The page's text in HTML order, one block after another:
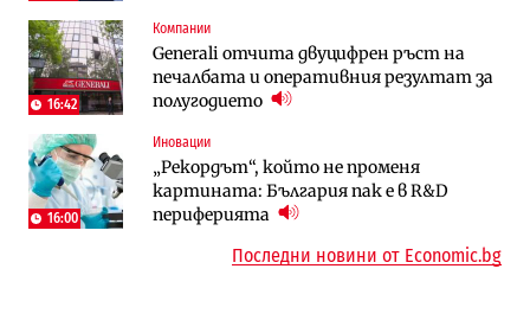
16:42
Компании
Generali отчита двуцифрен ръст на
печалбата и оперативния резултат за
полугодието
16:00
Иновации
„Рекордът“, който не променя
картината: България пак е в R&D
периферията
Компании
„Ендуросат“ ще строи огромен
космически и отбранителен център в
Доброславци
Digi&AI
Трафикът толкова е намалял, че големи
медии обмислят да се откажат
напълно от Google
10:12
Енергетика
Държавният ТЕЦ „Марица изток 2“
работи с 5 блока
Компании
„Ендуросат“ ще строи огромен
космически и отбранителен център в
Доброславци
Последни новини от Economic.bg